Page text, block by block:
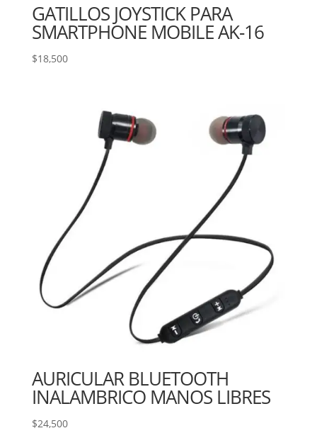
GATILLOS JOYSTICK PARA
SMARTPHONE MOBILE AK-16
$18,500
AURICULAR BLUETOOTH
INALAMBRICO MANOS LIBRES
$24,500